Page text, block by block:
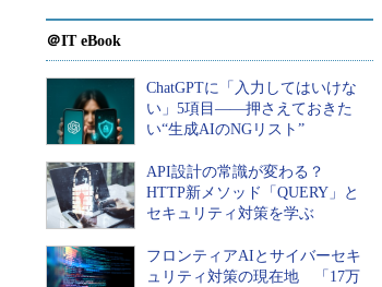
＠IT eBook
ChatGPTに「入力してはいけな
い」5項目――押さえておきた
い“生成AIのNGリスト”
API設計の常識が変わる？
HTTP新メソッド「QUERY」と
セキュリティ対策を学ぶ
フロンティアAIとサイバーセキ
ュリティ対策の現在地 「17万